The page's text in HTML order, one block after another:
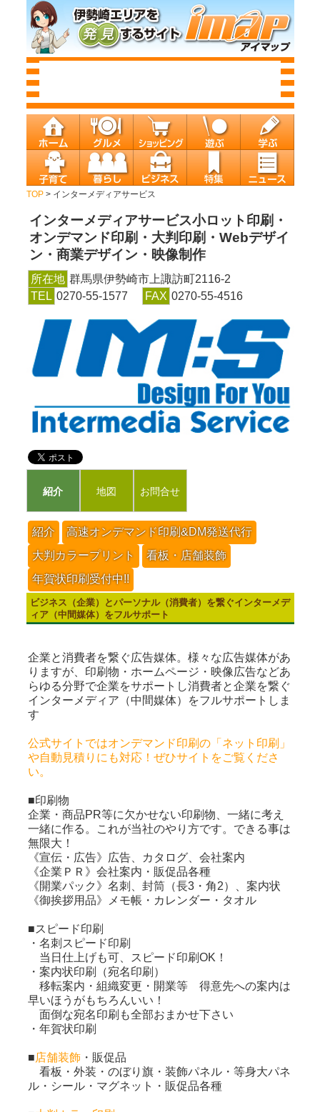
TOP> インターメディアサービス
インターメディアサービス小ロット印刷・
オンデマンド印刷・大判印刷・Webデザイ
ン・商業デザイン・映像制作
所在地 群馬県伊勢崎市上諏訪町2116-2
TEL 0270-55-1577 FAX 0270-55-4516
紹介 地図 お問合せ
紹介
高速オンデマンド印刷&DM発送代行
大判カラープリント
看板・店舗装飾
年賀状印刷受付中!!
ビジネス（企業）とパーソナル（消費者）を繋ぐインターメデ
ィア（中間媒体）をフルサポート
企業と消費者を繋ぐ広告媒体。様々な広告媒体があ
りますが、印刷物・ホームページ・映像広告などあ
らゆる分野で企業をサポートし消費者と企業を繋ぐ
インターメディア（中間媒体）をフルサポートしま
す
公式サイトではオンデマンド印刷の「ネット印刷」
や自動見積りにも対応！ぜひサイトをご覧くださ
い。
■印刷物
企業・商品PR等に欠かせない印刷物、一緒に考え
一緒に作る。これが当社のやり方です。できる事は
無限大！
《宣伝・広告》広告、カタログ、会社案内
《企業ＰＲ》会社案内・販促品各種
《開業パック》名刺、封筒（長3・角2）、案内状
《御挨拶用品》メモ帳・カレンダー・タオル
■スピード印刷
・名刺スピード印刷
当日仕上げも可、スピード印刷OK！
・案内状印刷（宛名印刷）
移転案内・組織変更・開業等 得意先への案内は
早いほうがもちろんいい！
面倒な宛名印刷も全部おまかせ下さい
・年賀状印刷
■店舗装飾・販促品
看板・外装・のぼり旗・装飾パネル・等身大パネ
ル・シール・マグネット・販促品各種